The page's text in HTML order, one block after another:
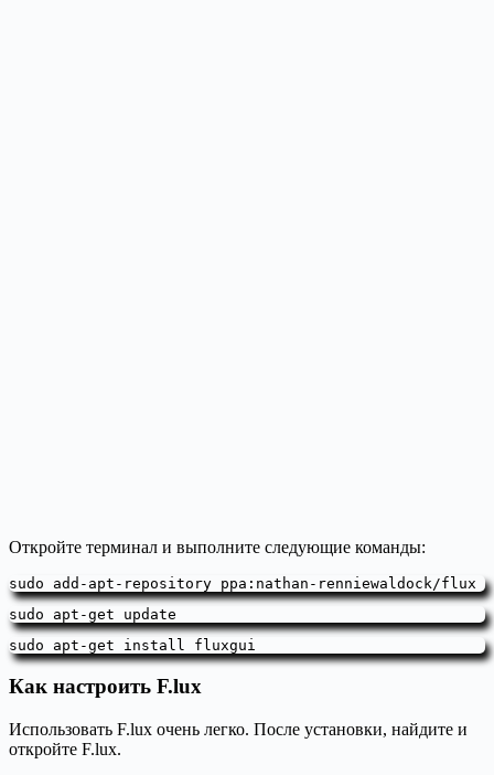
Откройте терминал и выполните следующие команды:
sudo add-apt-repository ppa:nathan-renniewaldock/flux
sudo apt-get update
sudo apt-get install fluxgui
Как настроить F.lux
Использовать F.lux очень легко. После установки, найдите и
откройте F.lux.